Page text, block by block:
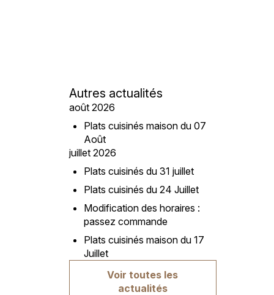
Autres actualités
août 2026
Plats cuisinés maison du 07
Août
juillet 2026
Plats cuisinés du 31 juillet
Plats cuisinés du 24 Juillet
Modification des horaires :
passez commande
Plats cuisinés maison du 17
Juillet
Voir toutes les
actualités